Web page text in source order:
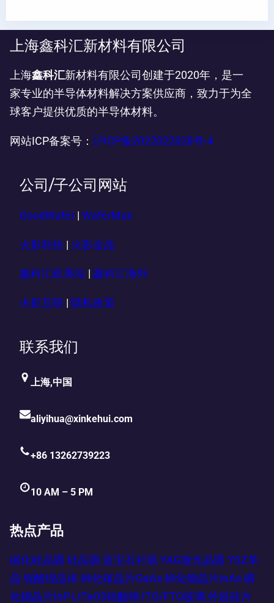
上海鑫科汇新材料有限公司
上海鑫科汇新材料有限公司创建于2020年，是一
家专业的半导体材料解决方案供应商，致力于为全
球客户提供优质的半导体材料。
网站ICP备案号： 沪ICP备2022022028号-4
公司/子公司网站
GoodWafer WaferMax
火影科技 | 火影金晶
鑫科汇欧美站 鑫科汇海外
火影互联 隐私政策
联系我们
上海,中国
aliyihua@xinkehui.com
+86 13262739223
10 AM – 5 PM
热点产品
碳化硅晶圆 硅晶圆 蓝宝石衬底 YAG激光晶圆 YSZ单
晶 铌酸锂晶体 砷化镓晶片GaAs 砷化铟晶片InAs 磷
化铟晶片InP LiTaO3钽酸锂 ITO/FTO玻璃 外延硅片